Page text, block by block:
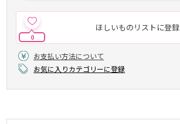
ほしいものリストに登録
0
お支払い方法について
お気に入りカテゴリーに登録